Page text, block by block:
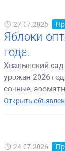
27.07.2026
Яблоки
года.
Хвалынский сад
урожая 2026
сочные,
Открыть
24.07.2026